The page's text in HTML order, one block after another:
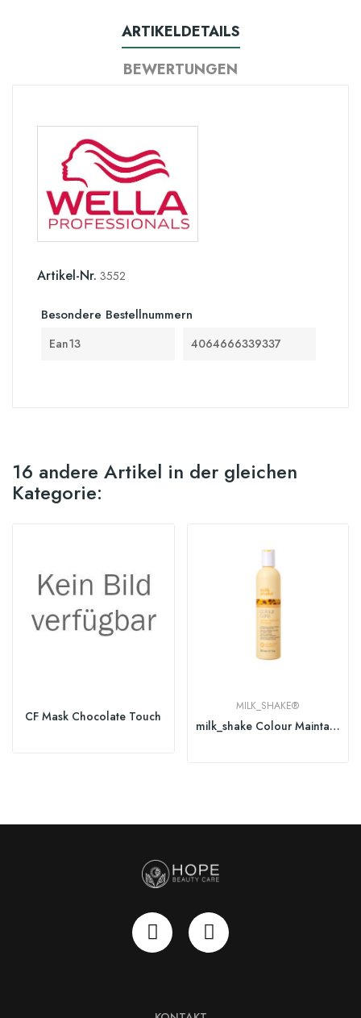
ARTIKELDETAILS
BEWERTUNGEN
Artikel-Nr. 3552
Besondere Bestellnummern
Ean13 4064666339337
16 andere Artikel in der gleichen
Kategorie:
CF Mask Chocolate Touch
MILK_SHAKE®
milk_shake Colour Maintainer Shampoo Sulfate Free